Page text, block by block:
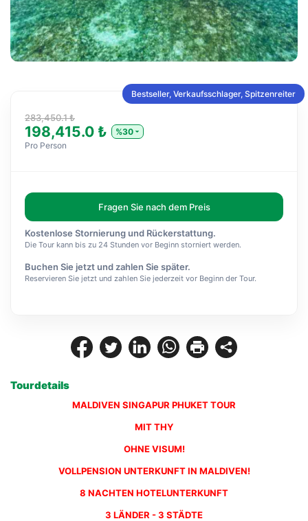
Tourdetails
MALDIVEN SINGAPUR PHUKET TOUR
MIT THY
OHNE VISUM!
VOLLPENSION UNTERKUNFT IN MALDIVEN!
8 NACHTEN HOTELUNTERKUNFT
3 LÄNDER - 3 STÄDTE
Bestseller, Verkaufsschlager, Spitzenreiter
283,450.1 ₺
198,415.0 ₺
%30
Pro Person
Fragen Sie nach dem Preis
Kostenlose Stornierung und Rückerstattung.
Die Tour kann bis zu 24 Stunden vor Beginn storniert werden.
Buchen Sie jetzt und zahlen Sie später.
Reservieren Sie jetzt und zahlen Sie jederzeit vor Beginn der Tour.